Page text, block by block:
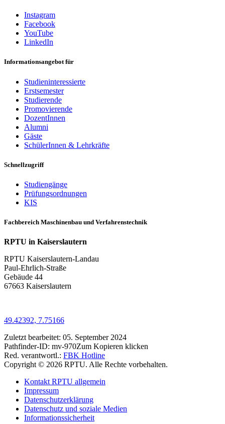
Instagram
Facebook
YouTube
LinkedIn
Informationsangebot für
Studieninteressierte
Erstsemester
Studierende
Promovierende
DozentInnen
Alumni
Gäste
SchülerInnen & Lehrkräfte
Schnellzugriff
Studiengänge
Prüfungsordnungen
KIS
Fachbereich Maschinenbau und Verfahrenstechnik
RPTU in Kaiserslautern
RPTU Kaiserslautern-Landau
Paul-Ehrlich-Straße
Gebäude 44
67663 Kaiserslautern
49.42392, 7.75166
Zuletzt bearbeitet: 05. September 2024
Pathfinder-ID: mv-970Zum Kopieren klicken
Red. verantwortl.: FBK Hotline
Copyright © 2026 RPTU. Alle Rechte vorbehalten.
Kontakt RPTU allgemein
Impressum
Datenschutzerklärung
Datenschutz und soziale Medien
Informationssicherheit